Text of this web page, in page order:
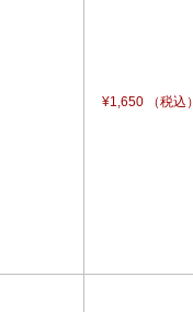
¥1,650 （税込）